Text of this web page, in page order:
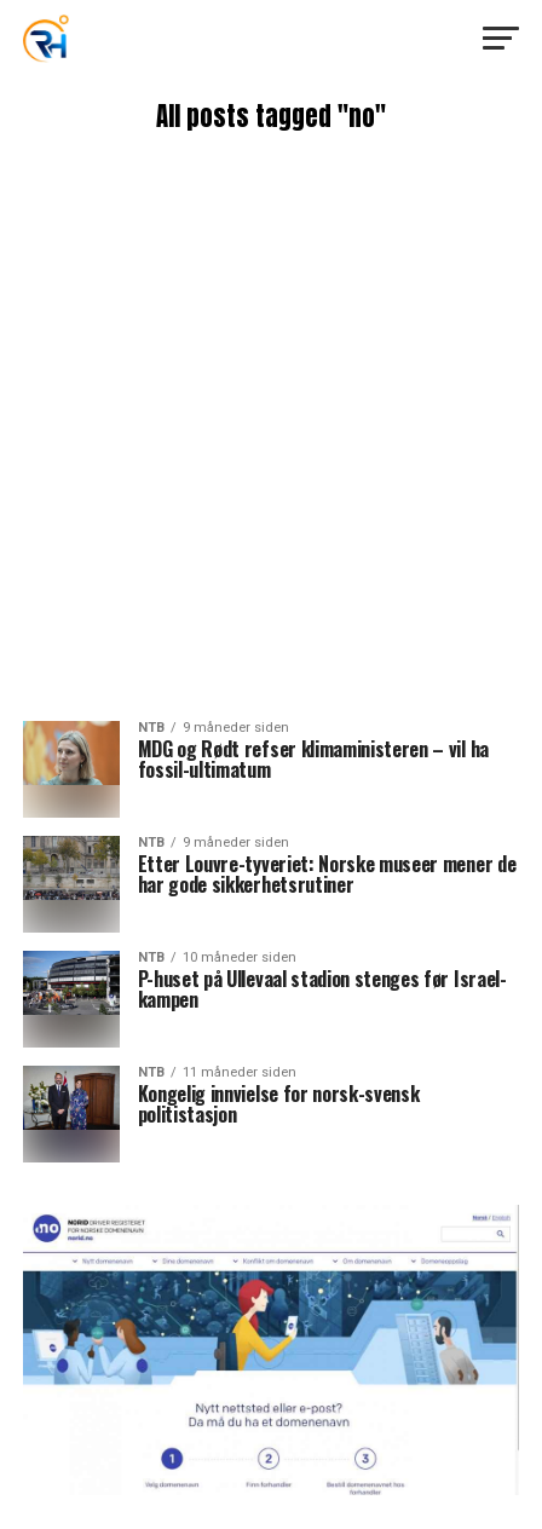
All posts tagged "no"
NTB 9 måneder siden
MDG og Rødt refser klimaministeren – vil ha
fossil-ultimatum
NTB 9 måneder siden
Etter Louvre-tyveriet: Norske museer mener de
har gode sikkerhetsrutiner
NTB 10 måneder siden
P-huset på Ullevaal stadion stenges før Israel-
kampen
NTB 11 måneder siden
Kongelig innvielse for norsk-svensk
politistasjon